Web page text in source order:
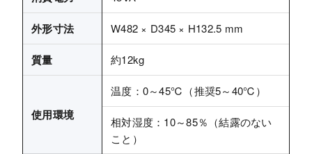
外形寸法 W482 × D345 × H132.5 mm
質量 約12kg
使用環境
温度：0～45℃（推奨5～40℃）
相対湿度：10～85％（結露のない
こと）